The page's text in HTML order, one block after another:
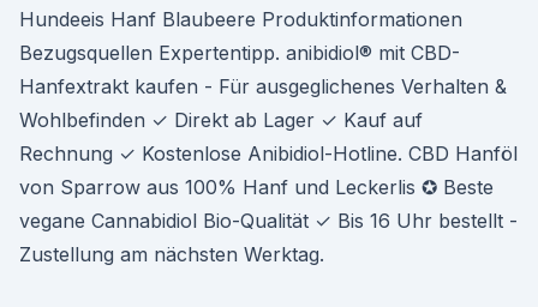
Hundeeis Hanf Blaubeere Produktinformationen
Bezugsquellen Expertentipp. anibidiol® mit CBD-
Hanfextrakt kaufen - Für ausgeglichenes Verhalten &
Wohlbefinden ✓ Direkt ab Lager ✓ Kauf auf
Rechnung ✓ Kostenlose Anibidiol-Hotline. CBD Hanföl
von Sparrow aus 100% Hanf und Leckerlis ✪ Beste
vegane Cannabidiol Bio-Qualität ✓ Bis 16 Uhr bestellt -
Zustellung am nächsten Werktag.